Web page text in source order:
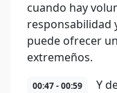
cuando hay
responsabilidad
puede ofrecer
extremeños.
00:47 - 00:59
Y